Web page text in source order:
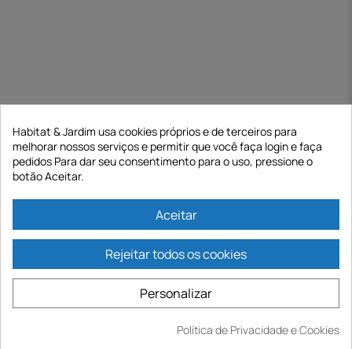
Habitat & Jardim usa cookies próprios e de terceiros para
melhorar nossos serviços e permitir que você faça login e faça
pedidos Para dar seu consentimento para o uso, pressione o
botão Aceitar.
Aceitar
Rejeitar todos os cookies
Personalizar
Política de Privacidade e Cookies